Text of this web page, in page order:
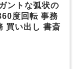
ントな弧状の
度回転 事務
買い出し 書斎